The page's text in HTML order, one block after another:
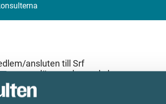
ansluten till Srf
samma lösenord som du har